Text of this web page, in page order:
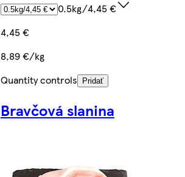
0.5kg/4,45 €
4,45 €
8,89 €/kg
Quantity controls
Pridať
Bravčová slanina